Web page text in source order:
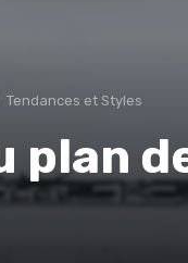
Tendances et Styles
plan